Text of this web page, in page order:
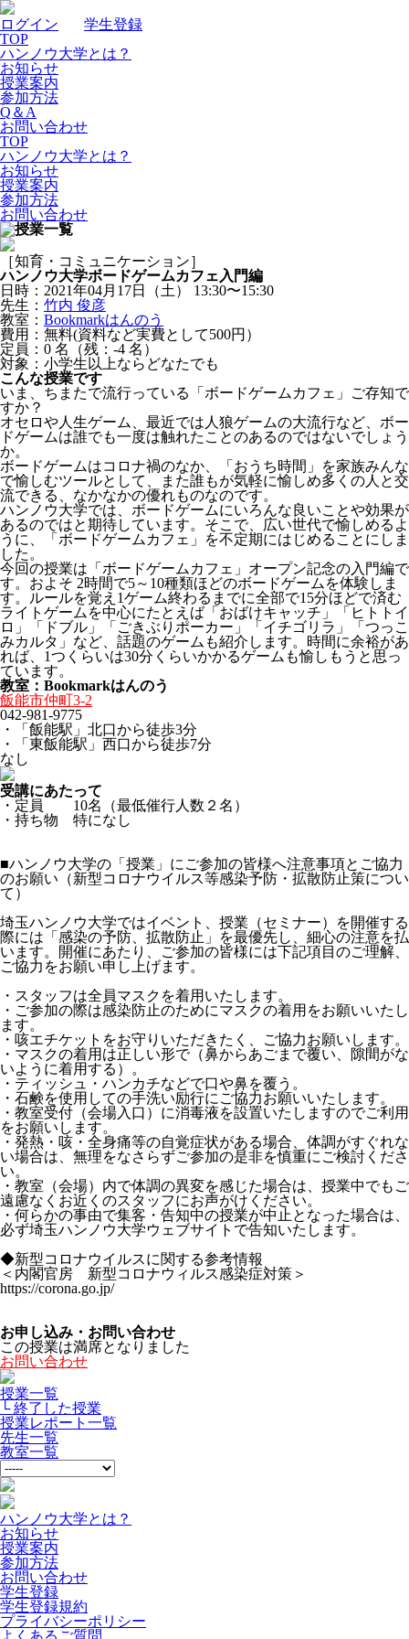
ログイン
学生登録
TOP
ハンノウ大学とは？
お知らせ
授業案内
参加方法
Q＆A
お問い合わせ
TOP
ハンノウ大学とは？
お知らせ
授業案内
参加方法
お問い合わせ
［知育・コミュニケーション］
ハンノウ大学ボードゲームカフェ入門編
日時：2021年04月17日（土） 13:30〜15:30
先生： 竹内 俊彦
教室： Bookmarkはんのう
費用：無料(資料など実費として500円）
定員：0 名 （残：-4 名 ）
対象：小学生以上ならどなたでも
こんな授業です
いま、ちまたで流行っている「ボードゲームカフェ」ご存知で
すか？
オセロや人生ゲーム、最近では人狼ゲームの大流行など、ボー
ドゲームは誰でも一度は触れたことのあるのではないでしょう
か。
ボードゲームはコロナ禍のなか、「おうち時間」を家族みんな
で愉しむツールとして、また誰もが気軽に愉しめ多くの人と交
流できる、なかなかの優れものなのです。
ハンノウ大学では、ボードゲームにいろんな良いことや効果が
あるのではと期待しています。そこで、広い世代で愉しめるよ
うに、「ボードゲームカフェ」を不定期にはじめることにしま
した。
今回の授業は「ボードゲームカフェ」オープン記念の入門編で
す。およそ 2時間で5～10種類ほどのボードゲームを体験しま
す。ルールを覚え1ゲーム終わるまでに全部で15分ほどで済む
ライトゲームを中心にたとえば「おばけキャッチ」「ヒトトイ
ロ」「ドブル」「ごきぶりポーカー」「イチゴリラ」「つっこ
みカルタ」など、話題のゲームも紹介します。時間に余裕があ
れば、1つくらいは30分くらいかかるゲームも愉しもうと思っ
ています。
教室：Bookmarkはんのう
飯能市仲町3-2
042-981-9775
・「飯能駅」北口から徒歩3分
・「東飯能駅」西口から徒歩7分
なし
受講にあたって
・定員 10名（最低催行人数２名）
・持ち物 特になし
■ハンノウ大学の「授業」にご参加の皆様へ注意事項とご協力
のお願い（新型コロナウイルス等感染予防・拡散防止策につい
て）
埼玉ハンノウ大学ではイベント、授業（セミナー）を開催する
際には「感染の予防、拡散防止」を最優先し、細心の注意を払
います。開催にあたり、ご参加の皆様には下記項目のご理解、
ご協力をお願い申し上げます。
・スタッフは全員マスクを着用いたします。
・ご参加の際は感染防止のためにマスクの着用をお願いいたし
ます。
・咳エチケットをお守りいただきたく、ご協力お願いします。
・マスクの着用は正しい形で（鼻からあごまで覆い、隙間がな
いように着用する）。
・ティッシュ・ハンカチなどで口や鼻を覆う。
・石鹸を使用しての手洗い励行にご協力お願いいたします。
・教室受付（会場入口）に消毒液を設置いたしますのでご利用
をお願いします。
・発熱・咳・全身痛等の自覚症状がある場合、体調がすぐれな
い場合は、無理をなさらずご参加の是非を慎重にご検討くださ
い。
・教室（会場）内で体調の異変を感じた場合は、授業中でもご
遠慮なくお近くのスタッフにお声がけください。
・何らかの事由で集客・告知中の授業が中止となった場合は、
必ず埼玉ハンノウ大学ウェブサイトで告知いたします。
◆新型コロナウイルスに関する参考情報
＜内閣官房 新型コロナウィルス感染症対策＞
https://corona.go.jp/
お申し込み・お問い合わせ
この授業は満席となりました
お問い合わせ
授業一覧
└ 終了した授業
授業レポート一覧
先生一覧
教室一覧
ハンノウ大学とは？
お知らせ
授業案内
参加方法
お問い合わせ
学生登録
学生登録規約
プライバシーポリシー
よくあるご質問